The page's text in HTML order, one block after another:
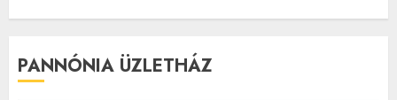
PANNÓNIA ÜZLETHÁZ